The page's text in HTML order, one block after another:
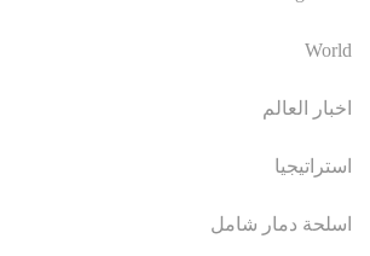
World
اخبار العالم
استراتيجيا
اسلحة دمار شامل